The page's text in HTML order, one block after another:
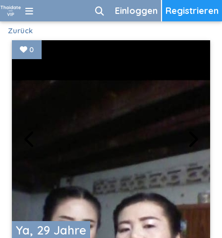
Registrieren
Einloggen
Zurück
Ya, 29 Jahre
0